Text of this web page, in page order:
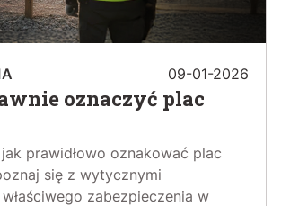
09-01-2026
oznaczyć plac
prawidłowo oznakować plac
się z wytycznymi
zabezpieczenia w